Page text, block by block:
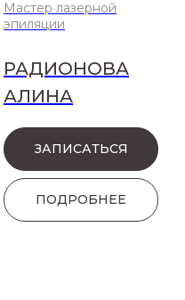
Мастер лазерной
эпиляции
РАДИОНОВА
АЛИНА
ЗАПИСАТЬСЯ
ПОДРОБНЕЕ